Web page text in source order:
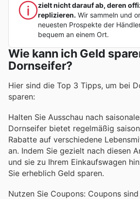
zielt nicht darauf ab, deren
replizieren. Wir sammeln und
neuesten Prospekte der
bequem an einem Ort.
Wie kann ich Geld
Dornseifer?
Hier sind die Top 3 Tipps, um bei
sparen:
Halten Sie Ausschau nach
Dornseifer bietet regelmäßig
Rabatte auf verschiedene
an. Indem Sie gezielt nach diesen
und sie zu Ihrem Einkaufswagen
Sie erheblich Geld sparen.
Nutzen Sie Coupons: Coupons